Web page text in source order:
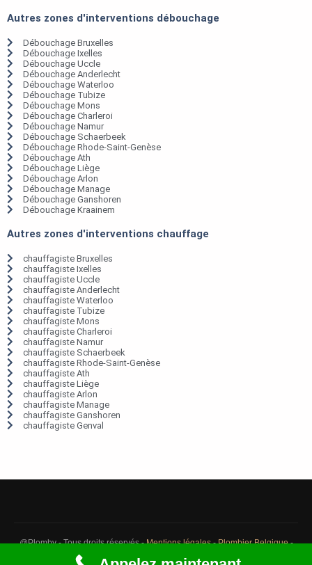
Autres zones d'interventions débouchage
Débouchage Bruxelles
Débouchage Ixelles
Débouchage Uccle
Débouchage Anderlecht
Débouchage Waterloo
Débouchage Tubize
Débouchage Mons
Débouchage Charleroi
Débouchage Namur
Débouchage Schaerbeek
Débouchage Rhode-Saint-Genèse
Débouchage Ath
Débouchage Liège
Débouchage Arlon
Débouchage Manage
Débouchage Ganshoren
Débouchage Kraainem
Autres zones d'interventions chauffage
chauffagiste Bruxelles
chauffagiste Ixelles
chauffagiste Uccle
chauffagiste Anderlecht
chauffagiste Waterloo
chauffagiste Tubize
chauffagiste Mons
chauffagiste Charleroi
chauffagiste Namur
chauffagiste Schaerbeek
chauffagiste Rhode-Saint-Genèse
chauffagiste Ath
chauffagiste Liège
chauffagiste Arlon
chauffagiste Manage
chauffagiste Ganshoren
chauffagiste Genval
@Plomby - Tous droits réservés -Mentions légales-Plombier Belgique-
Débouchage Belgique